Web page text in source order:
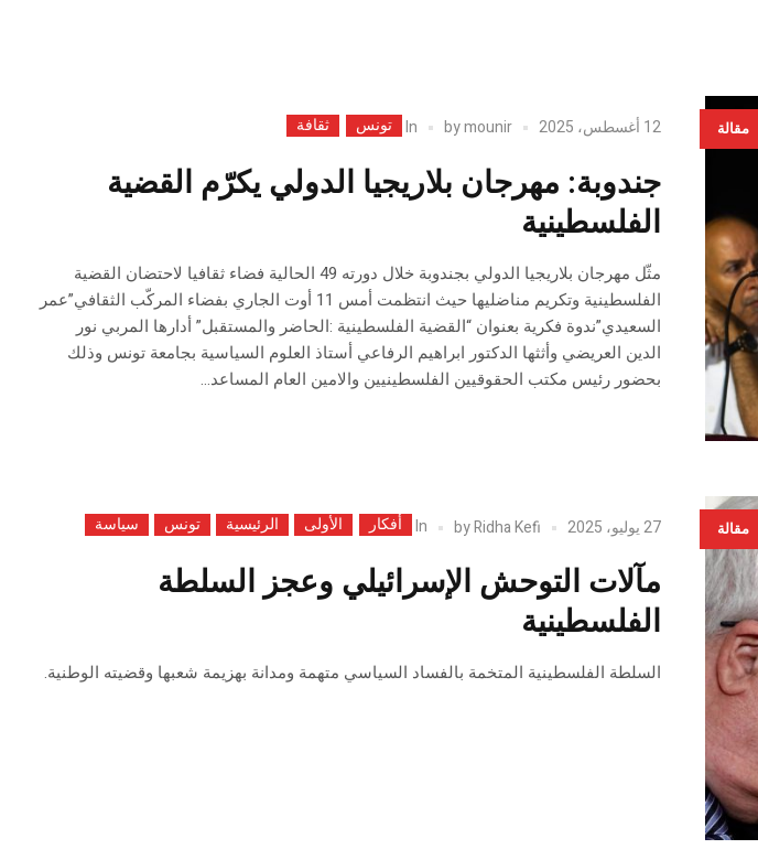
مقالة 12 أغسطس، 2025 bymounir
In تونس ثقافة
جندوبة: مهرجان بلاريجيا الدولي يكرّم القضية
الفلسطينية
مثّل مهرجان بلاريجيا الدولي بجندوبة خلال دورته 49 الحالية فضاء ثقافيا لاحتضان القضية
الفلسطينية وتكريم مناضليها حيث انتظمت أمس 11 أوت الجاري بفضاء المركّب الثقافي”عمر
السعيدي”ندوة فكرية بعنوان “القضية الفلسطينية :الحاضر والمستقبل” أدارها المربي نور
الدين العريضي وأثثها الدكتور ابراهيم الرفاعي أستاذ العلوم السياسية بجامعة تونس وذلك
بحضور رئيس مكتب الحقوقيين الفلسطينيين والامين العام المساعد...
مقالة 27 يوليو، 2025 byRidha Kefi
In أفكار الأولى الرئيسية تونس سياسة
مآلات التوحش الإسرائيلي وعجز السلطة
الفلسطينية
السلطة الفلسطينية المتخمة بالفساد السياسي متهمة ومدانة بهزيمة شعبها وقضيته الوطنية.